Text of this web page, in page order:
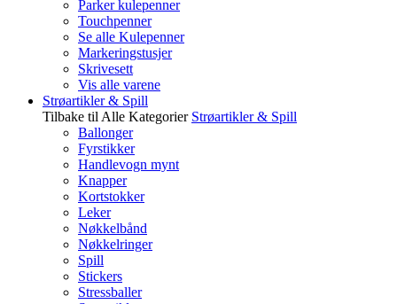
Parker kulepenner
Touchpenner
Se alle Kulepenner
Markeringstusjer
Skrivesett
Vis alle varene
Strøartikler & Spill
Tilbake til Alle Kategorier Strøartikler & Spill
Ballonger
Fyrstikker
Handlevogn mynt
Knapper
Kortstokker
Leker
Nøkkelbånd
Nøkkelringer
Spill
Stickers
Stressballer